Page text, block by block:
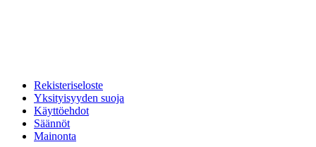
Rekisteriseloste
Yksityisyyden suoja
Käyttöehdot
Säännöt
Mainonta